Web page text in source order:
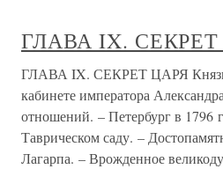
ГЛАВА IX.
ГЛАВА IX. СЕКРЕТ ЦАРЯ
кабинете императора
отношений. – Петербург в 1796
Таврическом саду. –
Лагарпа. – Врожденное